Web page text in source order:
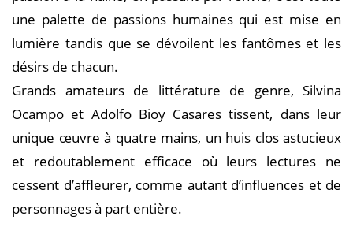
une palette de passions humaines qui est mise en
lumière tandis que se dévoilent les fantômes et les
désirs de chacun.
Grands amateurs de littérature de genre, Silvina
Ocampo et Adolfo Bioy Casares tissent, dans leur
unique œuvre à quatre mains, un huis clos astucieux
et redoutablement efficace où leurs lectures ne
cessent d’affleurer, comme autant d’influences et de
personnages à part entière.